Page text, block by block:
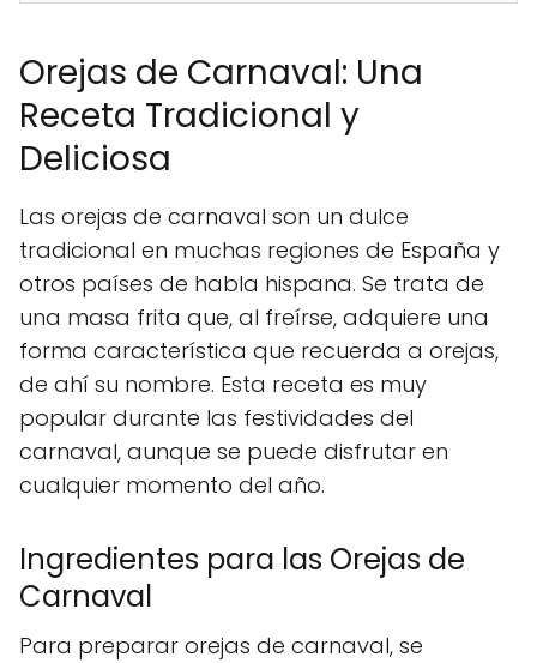
Orejas de Carnaval: Una
Receta Tradicional y
Deliciosa
Las orejas de carnaval son un dulce
tradicional en muchas regiones de España y
otros países de habla hispana. Se trata de
una masa frita que, al freírse, adquiere una
forma característica que recuerda a orejas,
de ahí su nombre. Esta receta es muy
popular durante las festividades del
carnaval, aunque se puede disfrutar en
cualquier momento del año.
Ingredientes para las Orejas de
Carnaval
Para preparar orejas de carnaval, se